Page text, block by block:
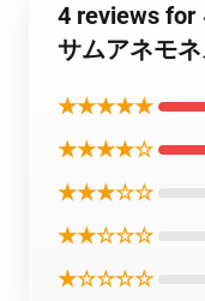
4 reviews for
サムアネモ
★★★★★
★★★★☆
★★★☆☆
★★☆☆☆
★☆☆☆☆